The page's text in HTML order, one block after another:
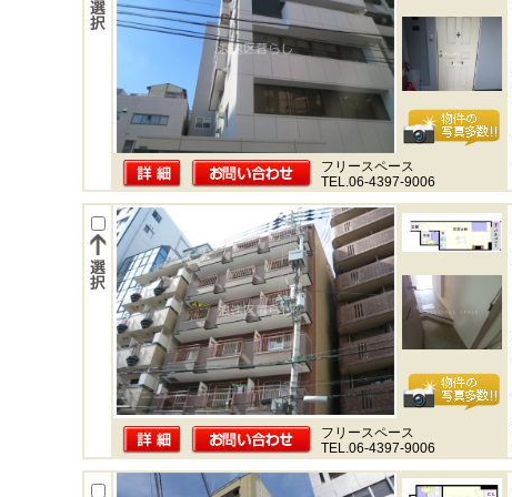
フリースペース
TEL.06-4397-9006
フリースペース
TEL.06-4397-9006